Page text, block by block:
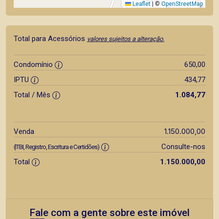
Leaflet | ©OpenStreetMap
Total para Acessórios valores sujeitos a alteração.
Condomínio
650,00
IPTU
434,77
Total / Mês
1.084,77
Venda 1.150.000,00
(ITBI, Registro, Escritura e Certidões)
Consulte-nos
Total
1.150.000,00
Fale com a gente sobre este imóvel